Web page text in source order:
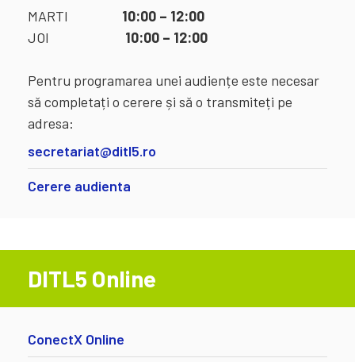
MARTI 10:00 – 12:00
JOI 10:00 – 12:00
Pentru programarea unei audiențe este necesar
să completați o cerere și să o transmiteți pe
adresa:
secretariat@ditl5.ro
Cerere audienta
DITL5 Online
ConectX Online